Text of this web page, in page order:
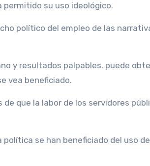
permitido su uso ideológico.
político del empleo de las
y resultados palpables. puede
vea beneficiado.
que la labor de los servidores
se han beneficiado del uso